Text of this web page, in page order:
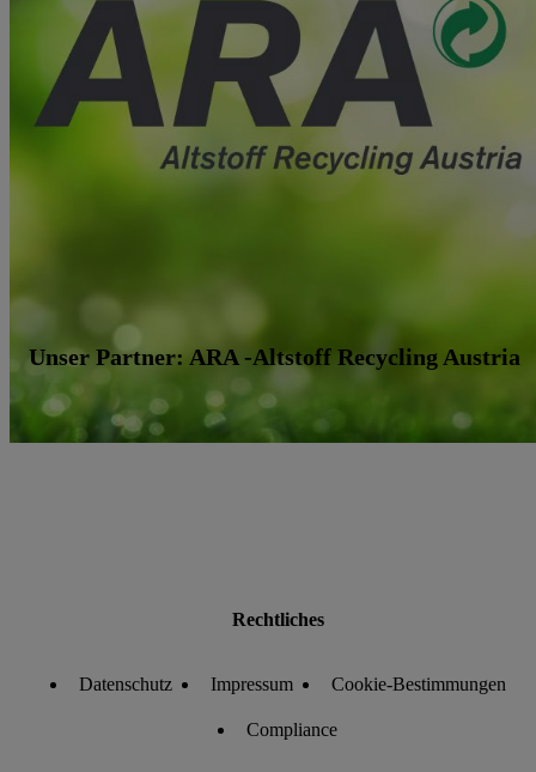
Unser Partner: ARA -Altstoff Recycling Austria
Rechtliches
Datenschutz Impressum Cookie-Bestimmungen
Compliance